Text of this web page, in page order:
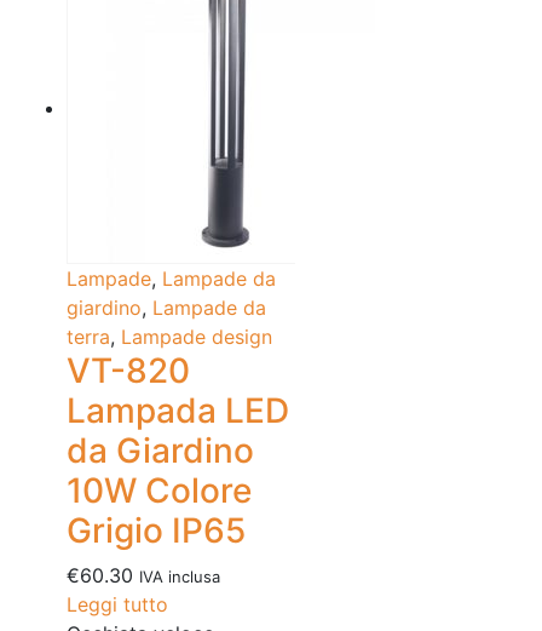
Lampade, Lampade da
giardino, Lampade da
terra, Lampade design
VT-820
Lampada LED
da Giardino
10W Colore
Grigio IP65
€60.30 IVA inclusa
Leggi tutto